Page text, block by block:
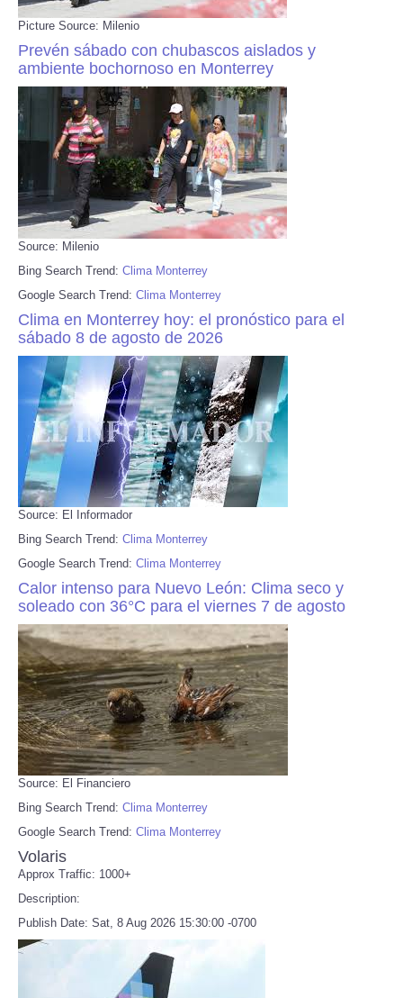
Picture Source: Milenio
Prevén sábado con chubascos aislados y
ambiente bochornoso en Monterrey
Source: Milenio
Bing Search Trend: Clima Monterrey
Google Search Trend: Clima Monterrey
Clima en Monterrey hoy: el pronóstico para el
sábado 8 de agosto de 2026
Source: El Informador
Bing Search Trend: Clima Monterrey
Google Search Trend: Clima Monterrey
Calor intenso para Nuevo León: Clima seco y
soleado con 36°C para el viernes 7 de agosto
Source: El Financiero
Bing Search Trend: Clima Monterrey
Google Search Trend: Clima Monterrey
Volaris
Approx Traffic: 1000+
Description:
Publish Date: Sat, 8 Aug 2026 15:30:00 -0700